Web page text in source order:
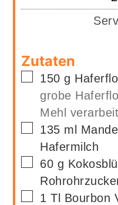
Zutaten
▢
150 g
grobe
Mehl
▢
135 ml
Hafermilch
▢
60 g
▢
1 Tl Bourbon